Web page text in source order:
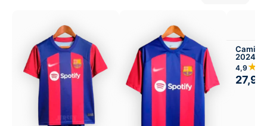
2024-
4,9
27,99